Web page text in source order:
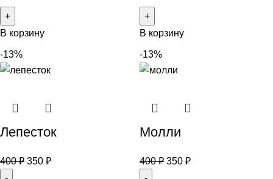
В корзину В корзину
-13%
Лепесток
400₽ 350 ₽
-13%
Молли
400₽ 350 ₽